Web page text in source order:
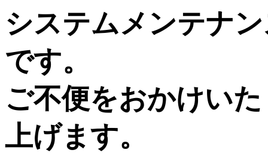
システムメンテナ
です。
ご不便をおかけい
上げます。